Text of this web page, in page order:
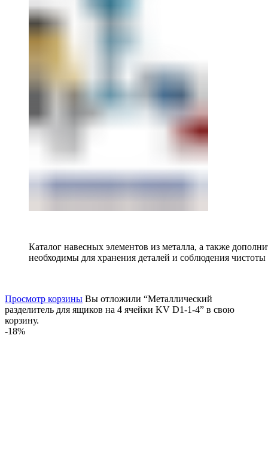
Каталог навесных элементов из металла, а также
необходимы для хранения деталей и соблюдения чистоты
Просмотр корзины Вы отложили “Металлический
разделитель для ящиков на 4 ячейки KV D1-1-4” в свою
корзину.
-18%